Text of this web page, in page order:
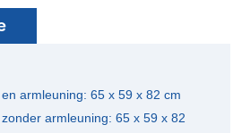
armleuning: 65 x 59 x 82 cm
armleuning: 65 x 59 x 82